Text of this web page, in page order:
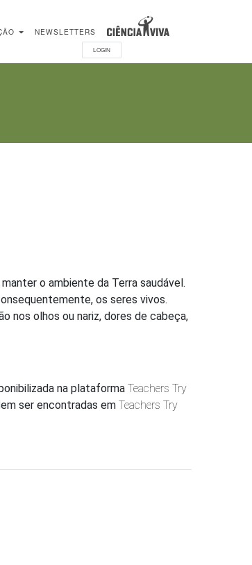
NEWSLETTERS
LOGIN
o ambiente da Terra saudável.
os seres vivos.
nos olhos ou nariz, dores de cabeça,
na plataforma Teachers Try
ser encontradas em Teachers Try